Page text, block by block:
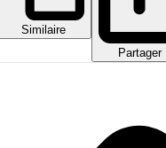
Similaire
Partager